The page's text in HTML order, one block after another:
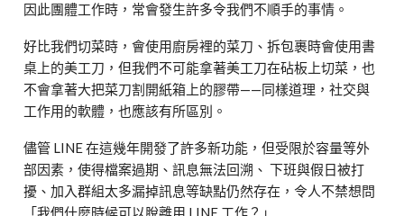
因此團體工作時，常會發生許多令我們不順手的事情。
好比我們切菜時，會使用廚房裡的菜刀、拆包裹時會使用書
桌上的美工刀，但我們不可能拿著美工刀在砧板上切菜，也
不會拿著大把菜刀割開紙箱上的膠帶——同樣道理，社交與
工作用的軟體，也應該有所區別。
儘管 LINE 在這幾年開發了許多新功能，但受限於容量等外
部因素，使得檔案過期、訊息無法回溯、 下班與假日被打
擾、加入群組太多漏掉訊息等缺點仍然存在，令人不禁想問
「我們什麼時候可以脫離用 LINE 工作？」